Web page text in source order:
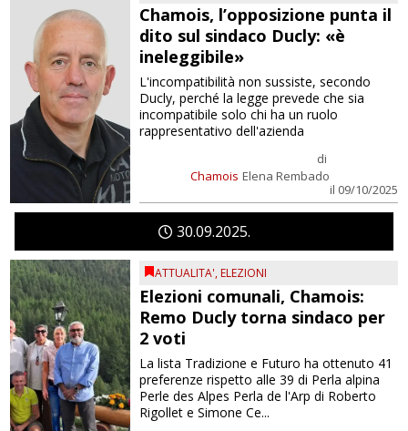
Chamois, l’opposizione punta il
dito sul sindaco Ducly: «è
ineleggibile»
Chamois
di
Elena Rembado
il 09/10/2025
L'incompatibilità non sussiste, secondo
Ducly, perché la legge prevede che sia
incompatibile solo chi ha un ruolo
rappresentativo dell'azienda
3009 2025
ATTUALITA', ELEZIONI
Elezioni comunali, Chamois:
Remo Ducly torna sindaco per
2 voti
La lista Tradizione e Futuro ha ottenuto 41
preferenze rispetto alle 39 di Perla alpina
Perle des Alpes Perla de l'Arp di Roberto
Rigollet e Simone Ce...